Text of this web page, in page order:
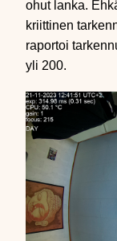
ohut lanka.
kriittinen
raportoi
yli 200.